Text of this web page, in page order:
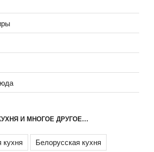
И МНОГОЕ ДРУГОЕ…
кухня
Белорусская кухня